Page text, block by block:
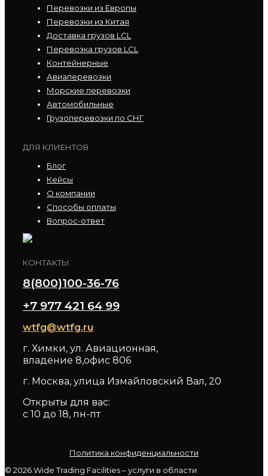
Перевозки из Европы
Перевозки из Китая
Доставка грузов LCL
Перевозка грузов LCL
Контейнерные
Авиаперевозки
Морские перевозки
Автомобильные
Грузоперевозки по СНГ
ДЛЯ КЛИЕНТОВ
Блог
Кейсы
О компании
Способы оплаты
Вопрос-ответ
КОНТАКТЫ
8(800)100-36-76
+7 977 421 64 99
wtfg@wtfg.ru
г. Химки, ул. Авиационная,
владение 8,офис 806
г. Москва, улица Измайловский Вал, 20
Открыты для вас:
с 10 до 18, пн-пт
Политика конфиденциальности
© 2026 Wide Trading Facilities – услуги в области